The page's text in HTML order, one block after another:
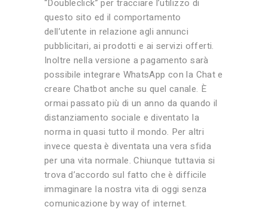
“Doubleclick” per tracciare l’utilizzo di
questo sito ed il comportamento
dell’utente in relazione agli annunci
pubblicitari, ai prodotti e ai servizi offerti.
Inoltre nella versione a pagamento sarà
possibile integrare WhatsApp con la Chat e
creare Chatbot anche su quel canale. È
ormai passato più di un anno da quando il
distanziamento sociale e diventato la
norma in quasi tutto il mondo. Per altri
invece questa è diventata una vera sfida
per una vita normale. Chiunque tuttavia si
trova d’accordo sul fatto che è difficile
immaginare la nostra vita di oggi senza
comunicazione by way of internet.